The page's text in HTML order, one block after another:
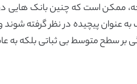
عنوان پیچیده در نظر گرفته
بر سطح متوسط بی ثباتی بلکه به